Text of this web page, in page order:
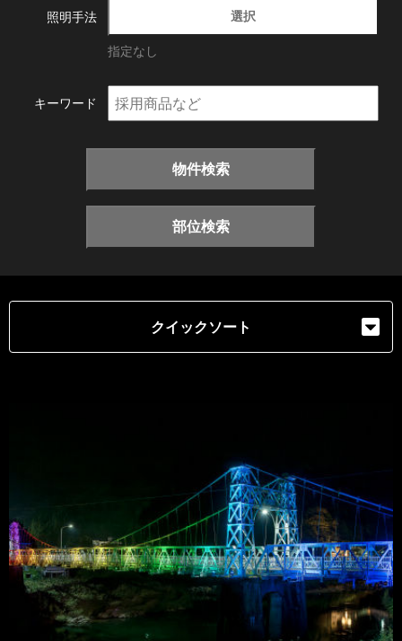
照明手法 選択
指定なし
キーワード
物件検索
部位検索
クイックソート